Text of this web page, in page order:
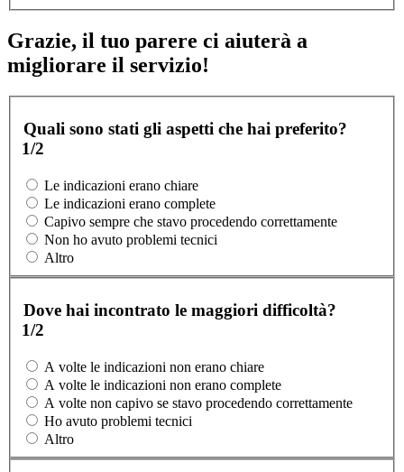
Grazie, il tuo parere ci aiuterà a
migliorare il servizio!
Quali sono stati gli aspetti che hai preferito?
1/2
Le indicazioni erano chiare
Le indicazioni erano complete
Capivo sempre che stavo procedendo correttamente
Non ho avuto problemi tecnici
Altro
Dove hai incontrato le maggiori difficoltà?
1/2
A volte le indicazioni non erano chiare
A volte le indicazioni non erano complete
A volte non capivo se stavo procedendo correttamente
Ho avuto problemi tecnici
Altro